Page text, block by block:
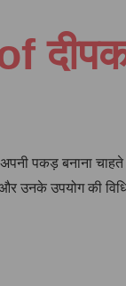
of
पकड़ बनाना
और उनके उपयोग की